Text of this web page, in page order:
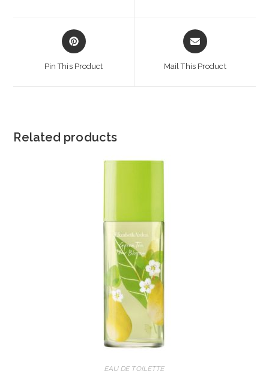
Opens
in
Pin This Product
Opens
in
Mail This Product
Related products
EAU DE TOILETTE